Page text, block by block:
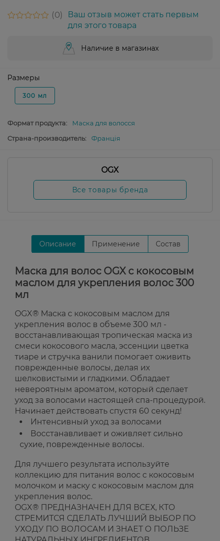
0
Ваш отзыв может стать первым
для этого товара
Наличие в магазинах
Размеры
300 мл
Формат продукта:
Маска для волосся
Страна-производитель:
Франція
OGX
Все товары бренда
Описание Применение Состав
Маска для волос OGX с кокосовым
маслом для укрепления волос 300
мл
OGX® Маска с кокосовым маслом для
укрепления волос в объеме 300 мл -
восстанавливающая тропическая маска из
смеси кокосового масла, эссенции цветка
тиаре и стручка ванили помогает оживить
поврежденные волосы, делая их
шелковистыми и гладкими. Обладает
невероятным ароматом, который сделает
уход за волосами настоящей спа-процедурой.
Начинает действовать спустя 60 секунд!
Интенсивный уход за волосами
Восстанавливает и оживляет сильно
сухие, поврежденные волосы.
Для лучшего результата используйте
коллекцию для питания волос с кокосовым
молочком и маску с кокосовым маслом для
укрепления волос.
OGX® ПРЕДНАЗНАЧЕН ДЛЯ ВСЕХ, КТО
СТРЕМИТСЯ СДЕЛАТЬ ЛУЧШИЙ ВЫБОР ПО
УХОДУ ПО ВОЛОСАМ И ЗНАЕТ О ПОЛЬЗЕ